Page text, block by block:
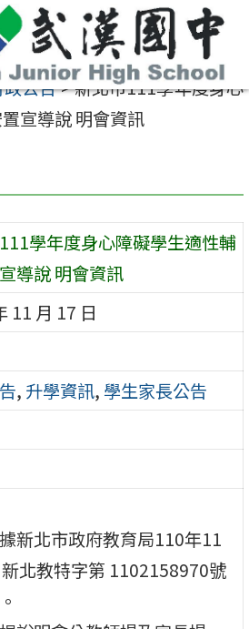
公告>新北市111學年度身心
宣導說 明會資訊
學年度身心障礙學生適性輔
導說 明會資訊
11 月 17 日
, 升學資訊, 學生家長公告
新北市政府教育局110年11
北教特字第 1102158970號